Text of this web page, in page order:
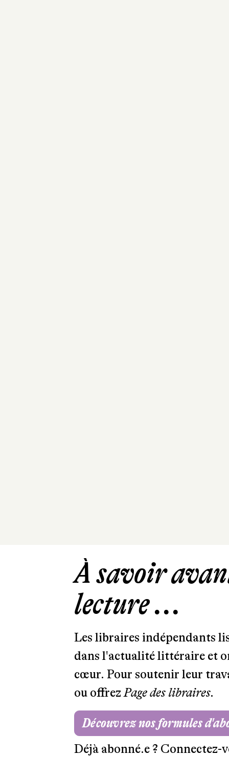
À savoir
lecture ...
Les libraires indépendants
dans l'actualité littéraire et
cœur. Pour soutenir leur
ou offrezPage des libraires.
Découvrez nos formules
Déjà abonné.e ? Connectez-